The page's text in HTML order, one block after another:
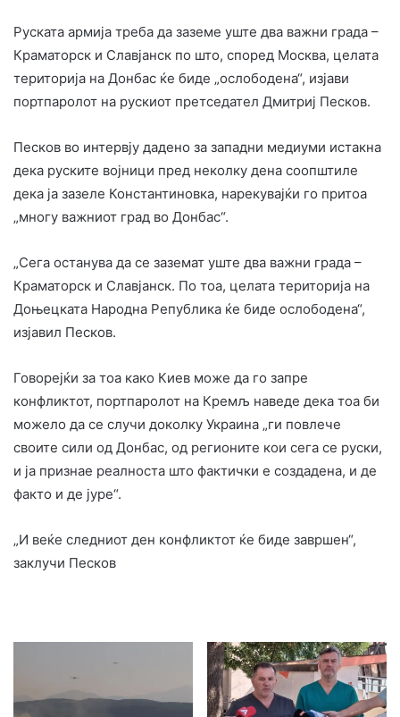
Руската армија треба да заземе уште два важни града –
Краматорск и Славјанск по што, според Москва, целата
територија на Донбас ќе биде „ослободена“, изјави
портпаролот на рускиот претседател Дмитриј Песков.
Песков во интервју дадено за западни медиуми истакна
дека руските војници пред неколку дена соопштиле
дека ја зазеле Константиновка, нарекувајќи го притоа
„многу важниот град во Донбас“.
„Сега останува да се заземат уште два важни града –
Краматорск и Славјанск. По тоа, целата територија на
Доњецката Народна Република ќе биде ослободена“,
изјавил Песков.
Говорејќи за тоа како Киев може да го запре
конфликтот, портпаролот на Кремљ наведе дека тоа би
можело да се случи доколку Украина „ги повлече
своите сили од Донбас, од регионите кои сега се руски,
и ја признае реалноста што фактички е создадена, и де
факто и де јуре“.
„И веќе следниот ден конфликтот ќе биде завршен“,
заклучи Песков